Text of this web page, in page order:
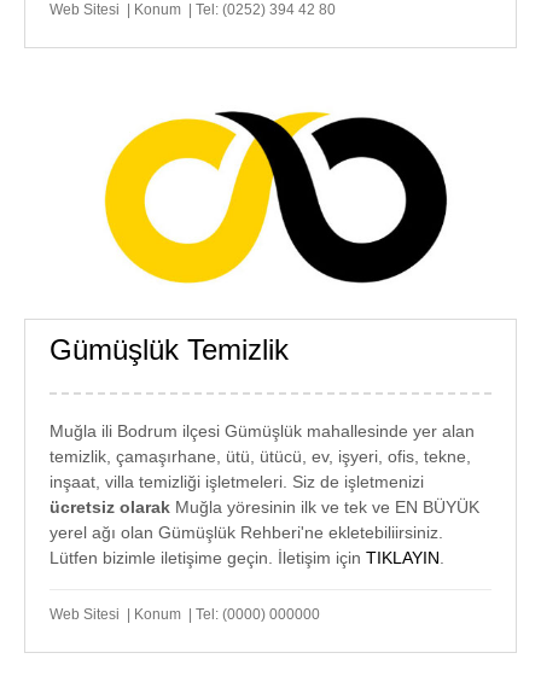
Web Sitesi | Konum | Tel: (0252) 394 42 80
GÜMÜŞLÜK
Gümüşlük Temizlik
Muğla ili Bodrum ilçesi Gümüşlük mahallesinde yer alan
temizlik, çamaşırhane, ütü, ütücü, ev, işyeri, ofis, tekne,
inşaat, villa temizliği işletmeleri. Siz de işletmenizi
ücretsiz olarak Muğla yöresinin ilk ve tek ve EN BÜYÜK
yerel ağı olan Gümüşlük Rehberi'ne ekletebiliirsiniz.
Lütfen bizimle iletişime geçin. İletişim için TIKLAYIN
Web Sitesi | Konum | Tel: (0000) 000000